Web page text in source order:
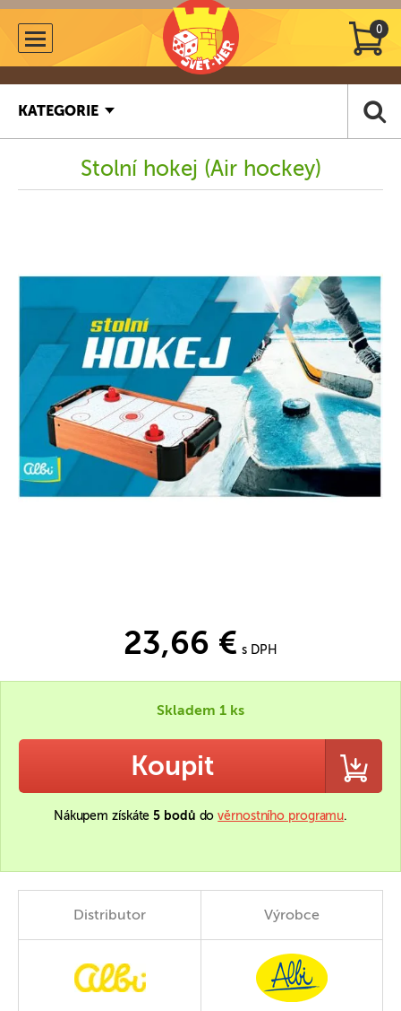
0
KATEGORIE
Stolní hokej (Air hockey)
23,66 € s DPH
Skladem 1 ks
Koupit
Nákupem získáte5 bodů dověrnostního programu.
Distributor Výrobce